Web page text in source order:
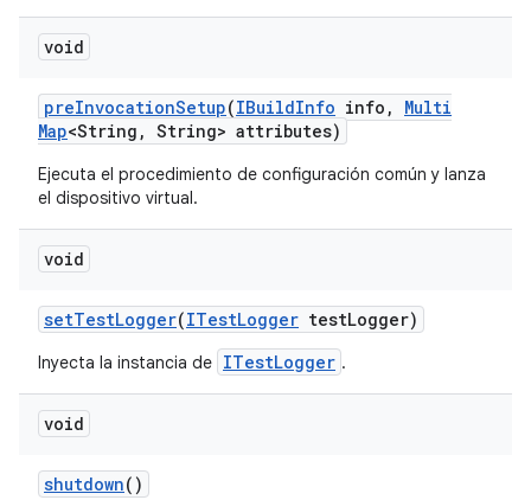
void
preInvocationSetup(IBuildInfo info ,
Multi
Map<String , String> attributes)
Ejecuta el procedimiento de configuración común y lanza
el dispositivo virtual.
void
setTestLogger(ITestLogger testLogger)
Inyecta la instancia de ITestLogger .
void
shutdown()